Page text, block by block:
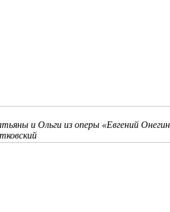
и Ольги из оперы «Евгений